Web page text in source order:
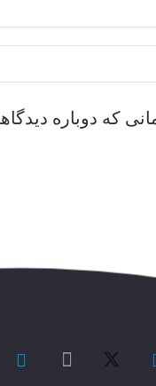
که دوباره